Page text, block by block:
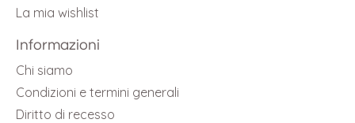
La mia wishlist
Informazioni
Chi siamo
Condizioni e termini generali
Diritto di recesso